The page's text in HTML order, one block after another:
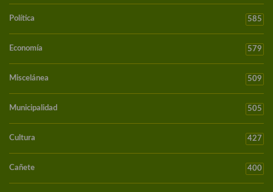
Política 585
Economía 579
Miscelánea 509
Municipalidad 505
Cultura 427
Cañete 400